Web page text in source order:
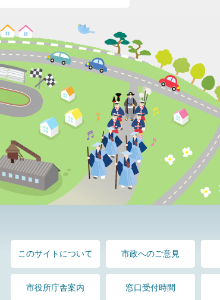
このサイトについて 市政へのご意見
市役所庁舎案内 窓口受付時間